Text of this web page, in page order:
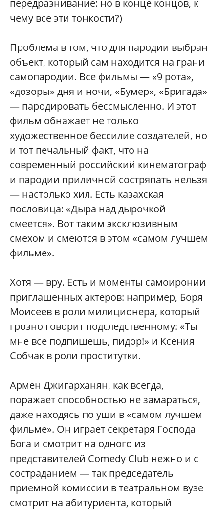
передразнивание: но в конце концов, к
чему все эти тонкости?)
Проблема в том, что для пародии выбран
объект, который сам находится на грани
самопародии. Все фильмы — «9 рота»,
«дозоры» дня и ночи, «Бумер», «Бригада»
— пародировать бессмысленно. И этот
фильм обнажает не только
художественное бессилие создателей, но
и тот печальный факт, что на
современный российский кинематограф
и пародии приличной состряпать нельзя
— настолько хил. Есть казахская
пословица: «Дыра над дырочкой
смеется». Вот таким эксклюзивным
смехом и смеются в этом «самом лучшем
фильме».
Хотя — вру. Есть и моменты самоиронии
приглашенных актеров: например, Боря
Моисеев в роли милиционера, который
грозно говорит подследственному: «Ты
мне все подпишешь, пидор!» и Ксения
Собчак в роли проститутки.
Армен Джигарханян, как всегда,
поражает способностью не замараться,
даже находясь по уши в «самом лучшем
фильме». Он играет секретаря Господа
Бога и смотрит на одного из
представителей Comedy Club нежно и с
состраданием — так председатель
приемной комиссии в театральном вузе
смотрит на абитуриента, который